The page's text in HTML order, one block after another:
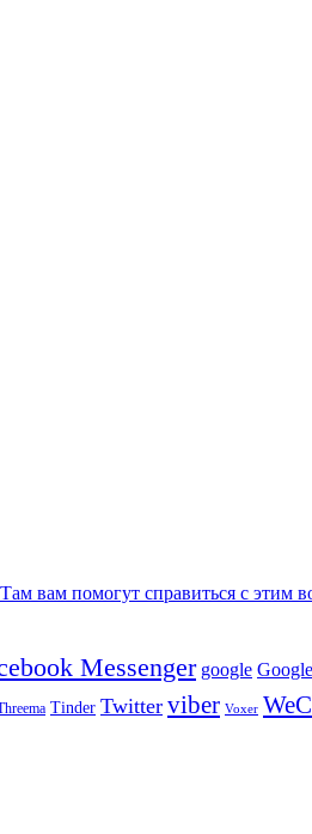
вам помогут справиться с этим
Messenger google
Tinder Twitter viber Voxer